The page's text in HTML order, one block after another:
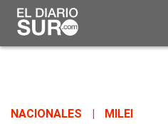
NACIONALES MILEI